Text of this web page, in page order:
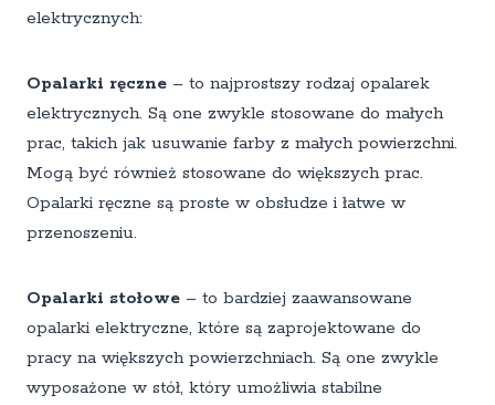
elektrycznych:
Opalarki ręczne – to najprostszy rodzaj opalarek
elektrycznych. Są one zwykle stosowane do małych
prac, takich jak usuwanie farby z małych powierzchni.
Mogą być również stosowane do większych prac.
Opalarki ręczne są proste w obsłudze i łatwe w
przenoszeniu.
Opalarki stołowe – to bardziej zaawansowane
opalarki elektryczne, które są zaprojektowane do
pracy na większych powierzchniach. Są one zwykle
wyposażone w stół, który umożliwia stabilne